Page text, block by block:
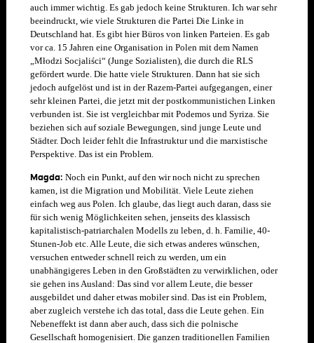
auch immer wichtig. Es gab jedoch keine Strukturen. Ich war sehr
beeindruckt, wie viele Strukturen die Partei Die Linke in
Deutschland hat. Es gibt hier Büros von linken Parteien. Es gab
vor ca. 15 Jahren eine Organisation in Polen mit dem Namen
„Młodzi Socjaliści“ (Junge Sozialisten), die durch die RLS
gefördert wurde. Die hatte viele Strukturen. Dann hat sie sich
jedoch aufgelöst und ist in der Razem-Partei aufgegangen, einer
sehr kleinen Partei, die jetzt mit der postkommunistichen Linken
verbunden ist. Sie ist vergleichbar mit Podemos und Syriza. Sie
beziehen sich auf soziale Bewegungen, sind junge Leute und
Städter. Doch leider fehlt die Infrastruktur und die marxistische
Perspektive. Das ist ein Problem.
Magda:Noch ein Punkt, auf den wir noch nicht zu sprechen
kamen, ist die Migration und Mobilität. Viele Leute ziehen
einfach weg aus Polen. Ich glaube, das liegt auch daran, dass sie
für sich wenig Möglichkeiten sehen, jenseits des klassisch
kapitalistisch-patriarchalen Modells zu leben, d. h. Familie, 40-
Stunen-Job etc. Alle Leute, die sich etwas anderes wünschen,
versuchen entweder schnell reich zu werden, um ein
unabhängigeres Leben in den Großstädten zu verwirklichen, oder
sie gehen ins Ausland: Das sind vor allem Leute, die besser
ausgebildet und daher etwas mobiler sind. Das ist ein Problem,
aber zugleich verstehe ich das total, dass die Leute gehen. Ein
Nebeneffekt ist dann aber auch, dass sich die polnische
Gesellschaft homogenisiert. Die ganzen traditionellen Familien